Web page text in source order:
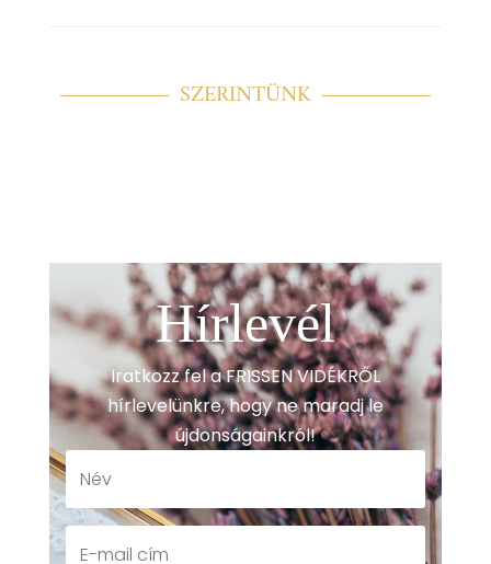
SZERINTÜNK
Hírlevél
Iratkozz fel a FRISSEN VIDÉKRŐL
hírlevelünkre, hogy ne maradj le
újdonságainkról!